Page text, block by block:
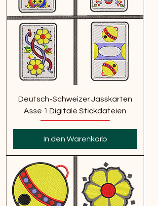
Deutsch-Schweizer Jasskarten
Asse 1 Digitale Stickdateien
In den Warenkorb